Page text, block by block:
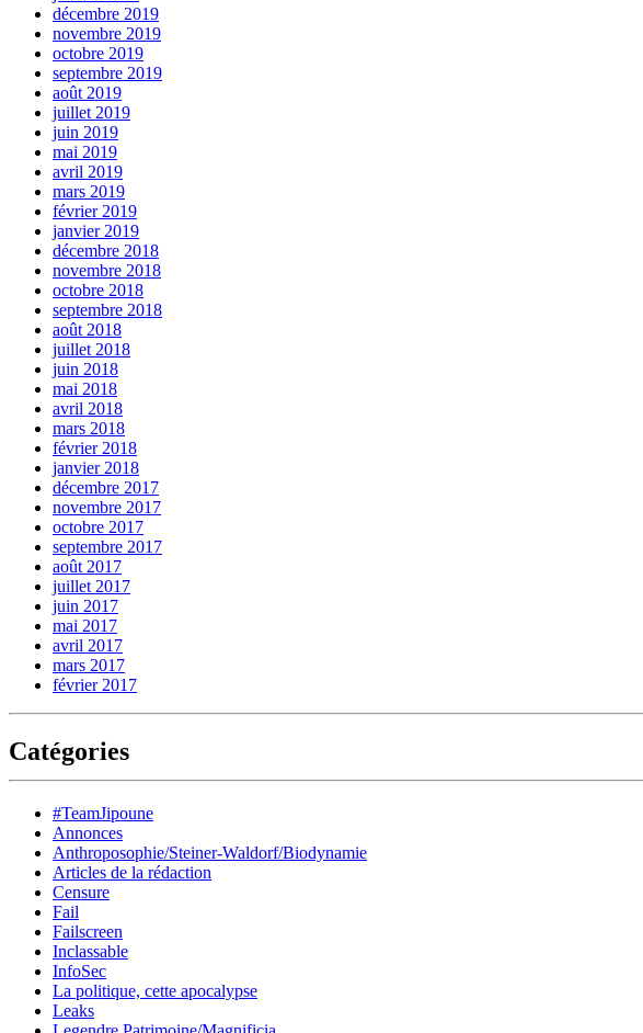
décembre 2019
novembre 2019
octobre 2019
septembre 2019
août 2019
juillet 2019
juin 2019
mai 2019
avril 2019
mars 2019
février 2019
janvier 2019
décembre 2018
novembre 2018
octobre 2018
septembre 2018
août 2018
juillet 2018
juin 2018
mai 2018
avril 2018
mars 2018
février 2018
janvier 2018
décembre 2017
novembre 2017
octobre 2017
septembre 2017
août 2017
juillet 2017
juin 2017
mai 2017
avril 2017
mars 2017
février 2017
Catégories
#TeamJipoune
Annonces
Anthroposophie/Steiner-Waldorf/Biodynamie
Articles de la rédaction
Censure
Fail
Failscreen
Inclassable
InfoSec
La politique, cette apocalypse
Leaks